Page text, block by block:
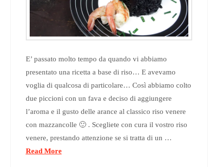
E’ passato molto tempo da quando vi abbiamo
presentato una ricetta a base di riso… E avevamo
voglia di qualcosa di particolare… Così abbiamo colto
due piccioni con un fava e deciso di aggiungere
l’aroma e il gusto delle arance al classico riso venere
con mazzancolle 🙂 . Scegliete con cura il vostro riso
venere, prestando attenzione se si tratta di un …
Read More